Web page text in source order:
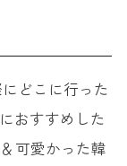
どこに行った
おすすめした
可愛かった韓